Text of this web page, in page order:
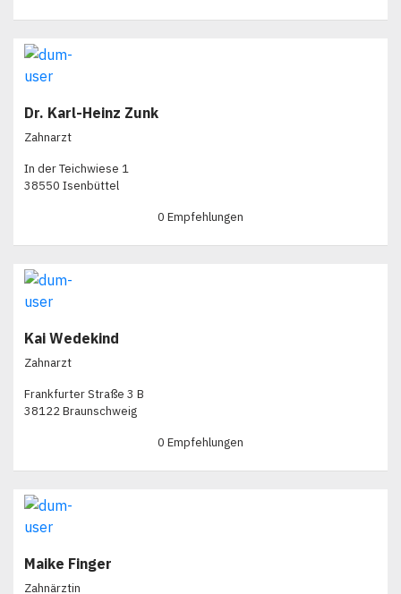
Dr. Karl-Heinz Zunk
Zahnarzt
In der Teichwiese 1
38550 Isenbüttel
0 Empfehlungen
Kai Wedekind
Zahnarzt
Frankfurter Straße 3 B
38122 Braunschweig
0 Empfehlungen
Maike Finger
Zahnärztin